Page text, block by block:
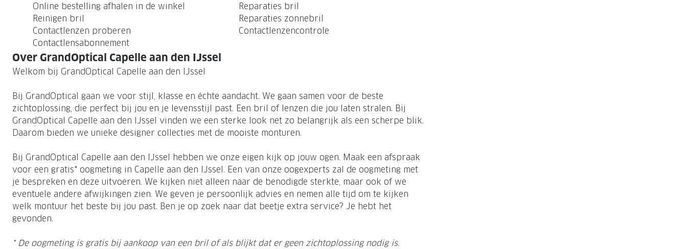
Online bestelling afhalen in de winkel
Reparaties bril
Reinigen bril
Reparaties zonnebril
Contactlenzen proberen
Contactlenzencontrole
Contactlensabonnement
Over GrandOptical Capelle aan den IJssel
Welkom bij GrandOptical Capelle aan den IJssel
Bij GrandOptical gaan we voor stijl, klasse en échte aandacht. We gaan samen voor de beste
zichtoplossing, die perfect bij jou en je levensstijl past. Een bril of lenzen die jou laten stralen. Bij
GrandOptical Capelle aan den IJssel vinden we een sterke look net zo belangrijk als een scherpe blik.
Daarom bieden we unieke designer collecties met de mooiste monturen.
Bij GrandOptical Capelle aan den IJssel hebben we onze eigen kijk op jouw ogen. Maak een afspraak
voor een gratis* oogmeting in Capelle aan den IJssel. Een van onze oogexperts zal de oogmeting met
je bespreken en deze uitvoeren. We kijken niet alleen naar de benodigde sterkte, maar ook of we
eventuele andere afwijkingen zien. We geven je persoonlijk advies en nemen alle tijd om te kijken
welk montuur het beste bij jou past. Ben je op zoek naar dat beetje extra service? Je hebt het
gevonden.
* De oogmeting is gratis bij aankoop van een bril of als blijkt dat er geen zichtoplossing nodig is.